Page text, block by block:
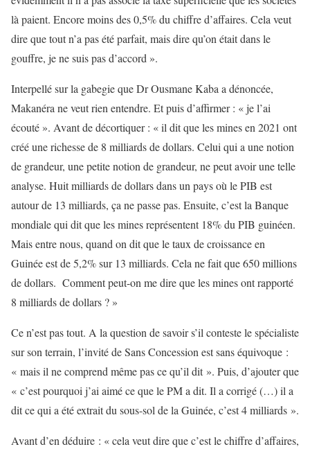
là paient. Encore moins des 0,5% du chiffre d’affaires. Cela veut
dire que tout n’a pas été parfait, mais dire qu’on était dans le
gouffre, je ne suis pas d’accord ».
Interpellé sur la gabegie que Dr Ousmane Kaba a dénoncée,
Makanéra ne veut rien entendre. Et puis d’affirmer : « je l’ai
écouté ». Avant de décortiquer : « il dit que les mines en 2021 ont
créé une richesse de 8 milliards de dollars. Celui qui a une notion
de grandeur, une petite notion de grandeur, ne peut avoir une telle
analyse. Huit milliards de dollars dans un pays où le PIB est
autour de 13 milliards, ça ne passe pas. Ensuite, c’est la Banque
mondiale qui dit que les mines représentent 18% du PIB guinéen.
Mais entre nous, quand on dit que le taux de croissance en
Guinée est de 5,2% sur 13 milliards. Cela ne fait que 650 millions
de dollars. Comment peut-on me dire que les mines ont rapporté
8 milliards de dollars ? »
Ce n’est pas tout. A la question de savoir s’il conteste le spécialiste
sur son terrain, l’invité de Sans Concession est sans équivoque :
« mais il ne comprend même pas ce qu’il dit ». Puis, d’ajouter que
« c’est pourquoi j’ai aimé ce que le PM a dit. Il a corrigé (…) il a
dit ce qui a été extrait du sous-sol de la Guinée, c’est 4 milliards ».
Avant d’en déduire : « cela veut dire que c’est le chiffre d’affaires,